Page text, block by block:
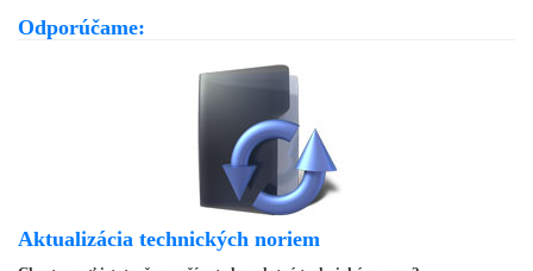
Odporúčame:
Aktualizácia technických noriem